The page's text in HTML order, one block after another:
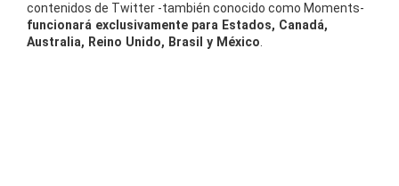
contenidos de Twitter -también conocido como Moments-
funcionará exclusivamente para Estados, Canadá,
Australia, Reino Unido, Brasil y México